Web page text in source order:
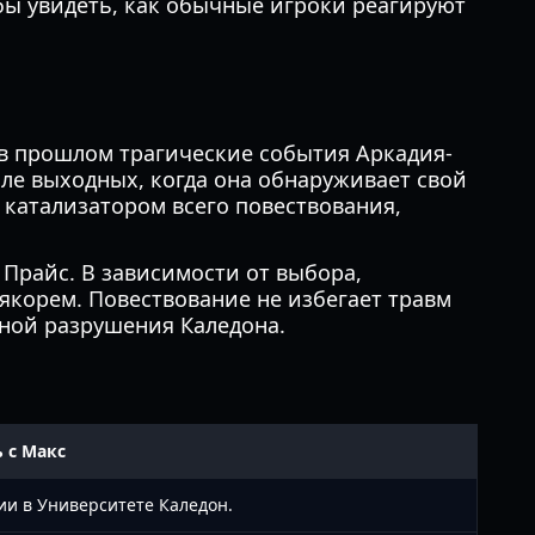
прошлом трагические события Аркадия-
выходных, когда она обнаруживает свой
всего повествования,
В зависимости от выбора,
Повествование не избегает травм
разрушения Каледона.
с Макс
в Университете Каледон.